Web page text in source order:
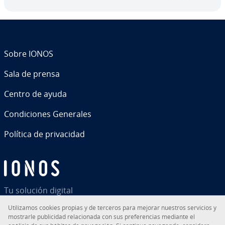
Tu solución digital
Sobre IONOS
Sala de prensa
Centro de ayuda
Co­n­di­cio­nes Generales
Política de pri­va­ci­dad
Uti­li­za­mos cookies propias y de terceros para mejorar nuestros servicios y
mostrarle pu­bli­ci­dad re­la­cio­na­da con sus pre­fe­re­n­cias mediante el